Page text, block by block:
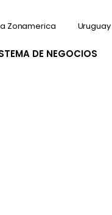
DE NEGOCIOS
Zonamerica Uruguay